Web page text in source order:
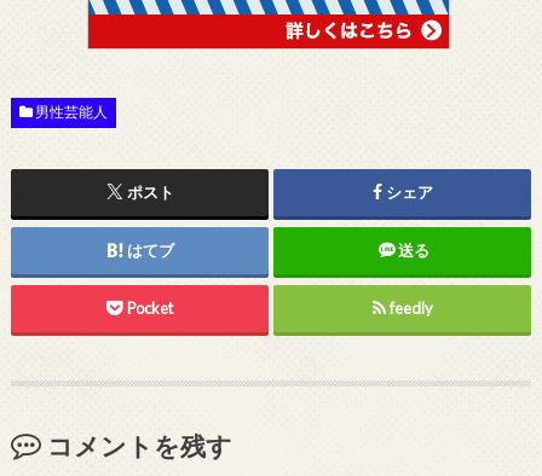
男性芸能人
ポスト シェア
はてブ 送る
Pocket feedly
コメントを残す